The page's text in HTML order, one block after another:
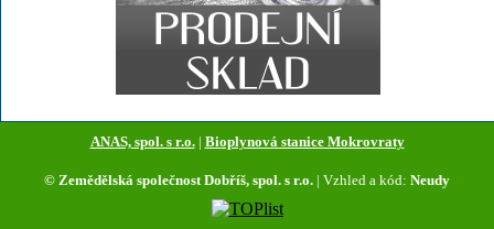
ANAS, spol. s r.o.| Bioplynová stanice Mokrovraty
© Zemědělská společnost Dobříš, spol. s r.o. | Vzhled a kód: Neudy